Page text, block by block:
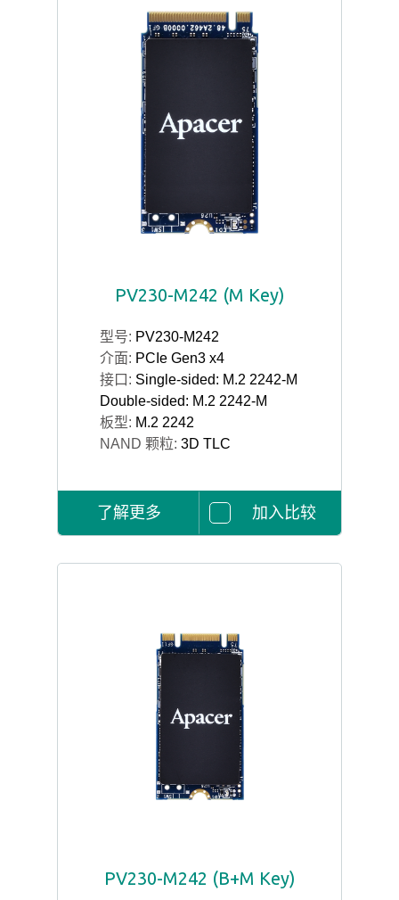
PV230-M242 (M Key)
型号: PV230-M242
介面: PCIe Gen3 x4
接口: Single-sided: M.2 2242-M
Double-sided: M.2 2242-M
板型: M.2 2242
NAND 颗粒: 3D TLC
了解更多 加入比较
PV230-M242 (B+M Key)